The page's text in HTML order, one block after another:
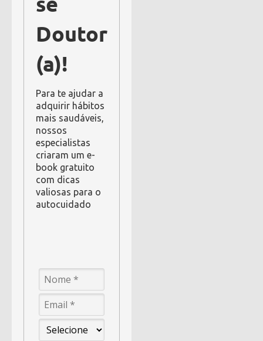
Doutor
(a)!
Para te ajudar a
adquirir hábitos
mais saudáveis,
nossos
especialistas
criaram um e-
book gratuito
com dicas
valiosas para o
autocuidado